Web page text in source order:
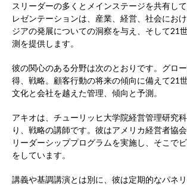
スリーダーの多くとメインステージを共有し
レゼンテーションは、産業、経営、社会にお
ジアの発展についての洞察を与え、そして21
測を提供します。
彼の関心のある分野は次のとおりです。グロ
得、戦略。顧客行動の将来の傾向に備えて21
文化と会社を越えた管理、傾向と予測。
アキオは、チューリッヒ大学院経営管理研究
り、戦略の講師です。彼はアメリカ経営者協
リーダーシッププログラムを実施し、そこで
をしています。
講義や基調講演とは別に、彼は定期的なパネ